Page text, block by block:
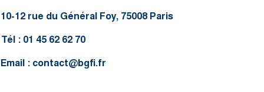
10-12 rue du Général Foy, 75008 Paris
Tél : 01 45 62 62 70
Email : contact@bgfi.fr